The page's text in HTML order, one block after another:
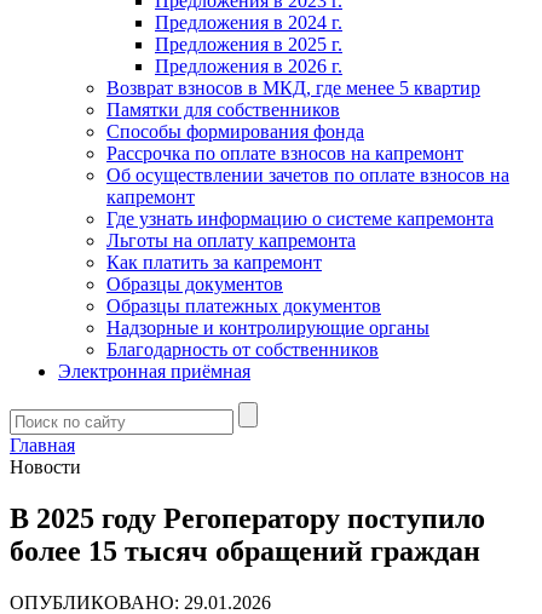
Предложения в 2024 г.
Предложения в 2025 г.
Предложения в 2026 г.
Возврат взносов в МКД, где менее 5 квартир
Памятки для собственников
Способы формирования фонда
Рассрочка по оплате взносов на капремонт
Об осуществлении зачетов по оплате взносов на
капремонт
Где узнать информацию о системе капремонта
Льготы на оплату капремонта
Как платить за капремонт
Образцы документов
Образцы платежных документов
Надзорные и контролирующие органы
Благодарность от собственников
Электронная приёмная
Главная
Новости
В 2025 году Регоператору поступило
более 15 тысяч обращений граждан
ОПУБЛИКОВАНО: 29.01.2026